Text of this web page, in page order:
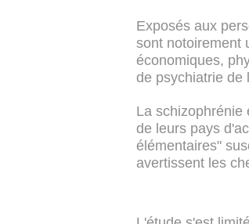
Exposés aux
sont notoirement
économiques,
de psychiatrie de
La schizophrénie
de leurs pays
élémentaires"
avertissent les